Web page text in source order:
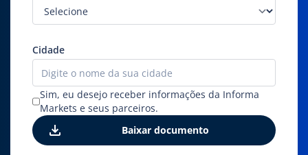
Cidade
Sim, eu desejo receber informações da Informa
Markets e seus parceiros.